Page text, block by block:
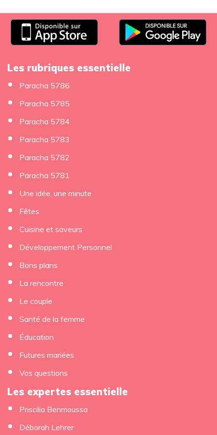
Les rubriques essentielle
Paracha 5786
Paracha 5785
Paracha 5784
Paracha 5783
Paracha 5782
Paracha 5781
Une idée, une minute
Fêtes
Cuisine et saveurs
Développement Personnel
Bons plans
La rencontre
Le couple
Santé de la femme
Éducation
Futures mariées
Vos questions
Les expertes essentielle
Priscilia Benmoussa
Déborah Lehrer